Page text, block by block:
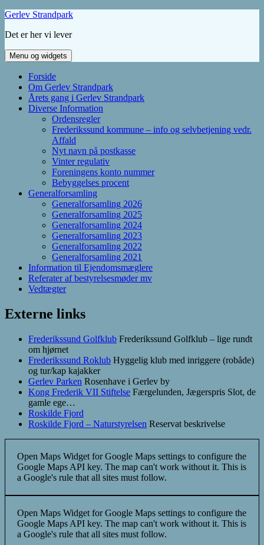
Hop
indhold
Gerlev Strandpark
Det er her vi lever
Menu og widgets
Forside
Om Gerlev Strandpark
Årets gang i Gerlev Strandpark
Diverse Information
Ordensregler
Frederikssund kommune – info og selvbetjening vedr.
Affald
Nyt navn på postkasse
Vinter regulativ
Foreningens konto nummer
Bebyggelses procent
Generalforsamling
Generalforsamling 2026
Generalforsamling 2025
Generalforsamling 2024
Generalforsamling 2023
Generalforsamling 2022
Generalforsamling 2021
Information til Ejendomsmæglere
Referater af bestyrelsesmøder mv
Vedtægter
Externe links
Frederikssund Golfklub Frederikssund Golfklub – lige rundt
om hjørnet
Frederikssund Roklub Hyggelig klub med inriggere (robåde)
og tur/kap kajakker
Gerlev Parken Rosenhave i Gerlev by
Kong Frederik VII Stiftelse Færgelunden, Jægerspris Slot, de
gamle ege…
Roskilde Fjord
Roskilde Fjord – Naturstyrelsen Reservat beskrivelse
Open Maps Widget for Google Maps settings to configure the
Google Maps API key. The map can't work without it. This is
a Google's rule that all sites must follow.
Open Maps Widget for Google Maps settings to configure the
Google Maps API key. The map can't work without it. This is
a Google's rule that all sites must follow.